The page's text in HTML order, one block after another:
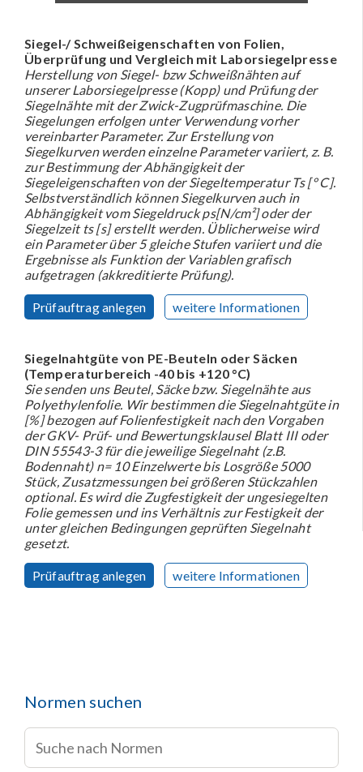
Siegel-/ Schweißeigenschaften von Folien,
Überprüfung und Vergleich mit Laborsiegelpresse
Herstellung von Siegel- bzw Schweißnähten auf
unserer Laborsiegelpresse (Kopp) und Prüfung der
Siegelnähte mit der Zwick-Zugprüfmaschine. Die
Siegelungen erfolgen unter Verwendung vorher
vereinbarter Parameter. Zur Erstellung von
Siegelkurven werden einzelne Parameter variiert, z. B.
zur Bestimmung der Abhängigkeit der
Siegeleigenschaften von der Siegeltemperatur Ts [° C].
Selbstverständlich können Siegelkurven auch in
Abhängigkeit vom Siegeldruck ps[N/cm²] oder der
Siegelzeit ts [s] erstellt werden. Üblicherweise wird
ein Parameter über 5 gleiche Stufen variiert und die
Ergebnisse als Funktion der Variablen grafisch
aufgetragen (akkreditierte Prüfung).
Prüfauftrag anlegen weitere Informationen
Siegelnahtgüte von PE-Beuteln oder Säcken
(Temperaturbereich -40 bis +120 °C)
Sie senden uns Beutel, Säcke bzw. Siegelnähte aus
Polyethylenfolie. Wir bestimmen die Siegelnahtgüte in
[%] bezogen auf Folienfestigkeit nach den Vorgaben
der GKV- Prüf- und Bewertungsklausel Blatt III oder
DIN 55543-3 für die jeweilige Siegelnaht (z.B.
Bodennaht) n= 10 Einzelwerte bis Losgröße 5000
Stück, Zusatzmessungen bei größeren Stückzahlen
optional. Es wird die Zugfestigkeit der ungesiegelten
Folie gemessen und ins Verhältnis zur Festigkeit der
unter gleichen Bedingungen geprüften Siegelnaht
gesetzt.
Prüfauftrag anlegen weitere Informationen
Normen suchen